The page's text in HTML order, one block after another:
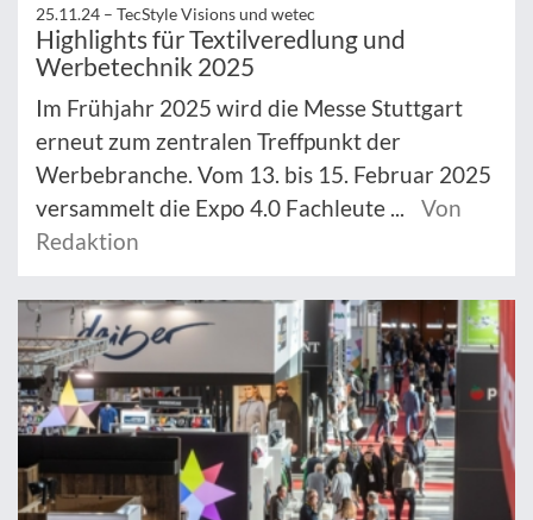
25.11.24 – TecStyle Visions und wetec
Highlights für Textilveredlung und
Werbetechnik 2025
Im Frühjahr 2025 wird die Messe Stuttgart
erneut zum zentralen Treffpunkt der
Werbebranche. Vom 13. bis 15. Februar 2025
versammelt die Expo 4.0 Fachleute ...
Von
Redaktion